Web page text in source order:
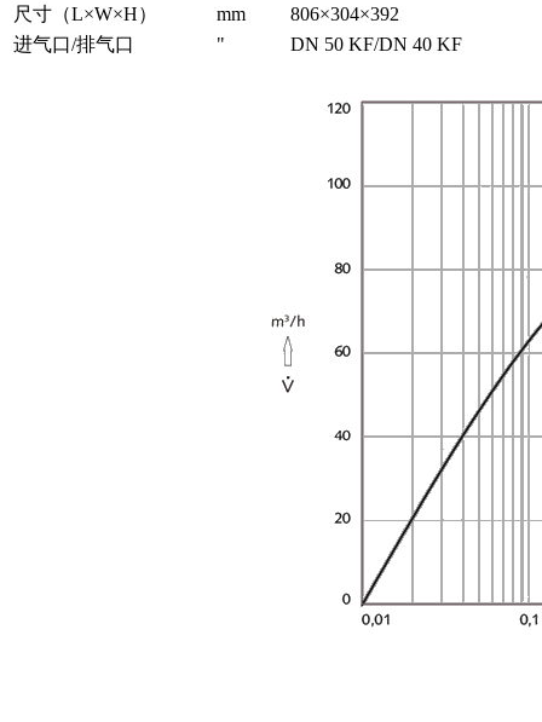
尺寸（L×W×H）
mm
806×304×392
进气口/排气口
" DN 50 KF/DN 40 KF